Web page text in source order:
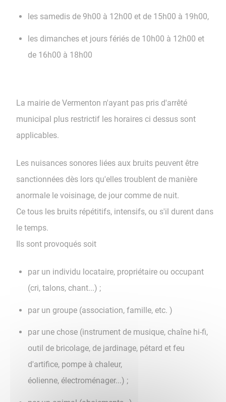
les samedis de 9h00 à 12h00 et de 15h00 à 19h00,
les dimanches et jours fériés de 10h00 à 12h00 et
de 16h00 à 18h00
La mairie de Vermenton n'ayant pas pris d'arrêté
municipal plus restrictif les horaires ci dessus sont
applicables.
Les nuisances sonores liées aux bruits peuvent être
sanctionnées dès lors qu'elles troublent de manière
anormale le voisinage, de jour comme de nuit.
Ce tous les bruits répétitifs, intensifs, ou s'il durent dans
le temps.
Ils sont provoqués soit
par un individu locataire, propriétaire ou occupant
(cri, talons, chant...) ;
par un groupe (association, famille, etc. )
par une chose (instrument de musique, chaîne hi-fi,
outil de bricolage, de jardinage, pétard et feu
d'artifice, pompe à chaleur,
éolienne, électroménager...) ;